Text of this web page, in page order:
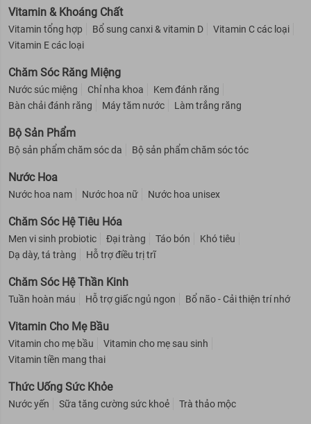
Vitamin & Khoáng Chất
Vitamin tổng hợp Bổ sung canxi & vitamin D
Vitamin C các loại
Vitamin E các loại
Chăm Sóc Răng Miệng
Nước súc miệng Chỉ nha khoa
Kem đánh răng
Bàn chải đánh răng
Máy tăm nước Làm trắng răng
Bộ Sản Phẩm
Bộ sản phẩm chăm sóc da Bộ sản phẩm chăm sóc tóc
Nước Hoa
Nước hoa nam Nước hoa nữ Nước hoa unisex
Chăm Sóc Hệ Tiêu Hóa
Men vi sinh probiotic Đại tràng Táo bón
Khó tiêu
Dạ dày, tá tràng
Hỗ trợ điều trị trĩ
Chăm Sóc Hệ Thần Kinh
Tuần hoàn máu Hỗ trợ giấc ngủ ngon Bổ não - Cải thiện trí nhớ
Vitamin Cho Mẹ Bầu
Vitamin cho mẹ bầu
Vitamin cho mẹ sau sinh
Vitamin tiền mang thai
Thức Uống Sức Khỏe
Nước yến Sữa tăng cường sức khoẻ Trà thảo mộc